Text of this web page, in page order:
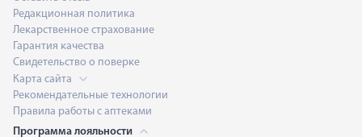
Редакционная политика
Лекарственное страхование
Гарантия качества
Свидетельство о поверке
Карта сайта
Рекомендательные технологии
Правила работы с аптеками
Программа лояльности